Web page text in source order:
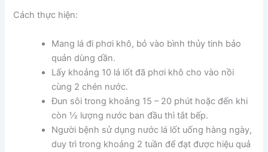
Cách thực hiện:
Mang lá đi phơi khô, bỏ vào bình thủy tinh bảo
quản dùng dần.
Lấy khoảng 10 lá lốt đã phơi khô cho vào nồi
cùng 2 chén nước.
Đun sôi trong khoảng 15 – 20 phút hoặc đến khi
còn ½ lượng nước ban đầu thì tắt bếp.
Người bệnh sử dụng nước lá lốt uống hàng ngày,
duy trì trong khoảng 2 tuần để đạt được hiệu quả